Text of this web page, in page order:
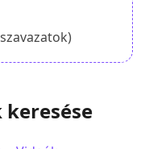
szavazatok)